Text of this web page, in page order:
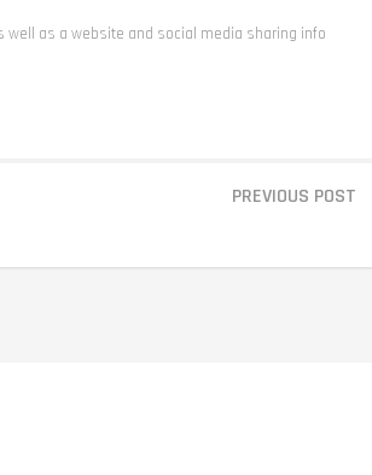
as a website and social media sharing info
PREVIOUS POST